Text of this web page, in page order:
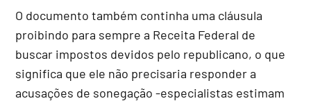
O documento também continha uma cláusula
proibindo para sempre a Receita Federal de
buscar impostos devidos pelo republicano, o que
significa que ele não precisaria responder a
acusações de sonegação -especialistas estimam